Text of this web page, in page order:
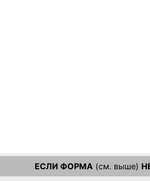
ЕСЛИ ФОРМА (см. выше)